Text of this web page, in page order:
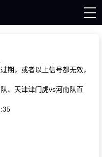
期，或者以上信号都无效，
、天津津门虎vs河南队直